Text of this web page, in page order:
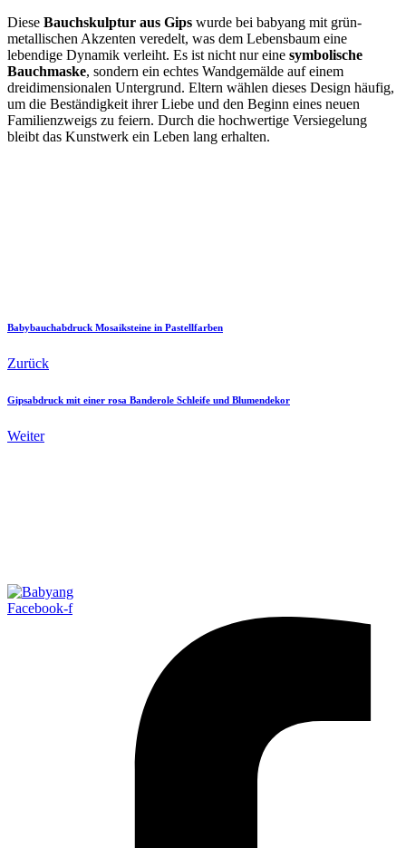
Diese Bauchskulptur aus Gips wurde bei babyang mit grün-
metallischen Akzenten veredelt, was dem Lebensbaum eine
lebendige Dynamik verleiht. Es ist nicht nur eine symbolische
Bauchmaske, sondern ein echtes Wandgemälde auf einem
dreidimensionalen Untergrund. Eltern wählen dieses Design häufig,
um die Beständigkeit ihrer Liebe und den Beginn eines neuen
Familienzweigs zu feiern. Durch die hochwertige Versiegelung
bleibt das Kunstwerk ein Leben lang erhalten.
Babybauchabdruck Mosaiksteine in Pastellfarben
Zurück
Gipsabdruck mit einer rosa Banderole Schleife und Blumendekor
Weiter
Facebook-f